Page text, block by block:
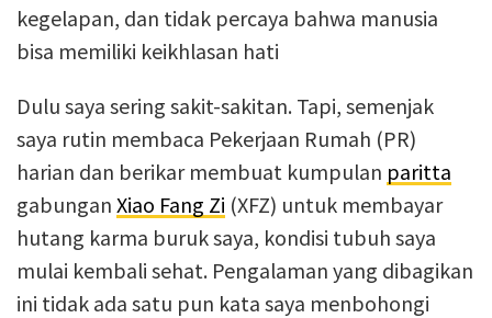
kegelapan, dan tidak percaya bahwa manusia
bisa memiliki keikhlasan hati
Dulu saya sering sakit-sakitan. Tapi, semenjak
saya rutin membaca Pekerjaan Rumah (PR)
harian dan berikar membuat kumpulan paritta
gabunganXiao Fang Zi (XFZ) untuk membayar
hutang karma buruk saya, kondisi tubuh saya
mulai kembali sehat. Pengalaman yang dibagikan
ini tidak ada satu pun kata saya menbohongi